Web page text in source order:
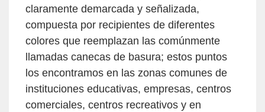
claramente demarcada y señalizada,
compuesta por recipientes de diferentes
colores que reemplazan las comúnmente
llamadas canecas de basura; estos puntos
los encontramos en las zonas comunes de
instituciones educativas, empresas, centros
comerciales, centros recreativos y en